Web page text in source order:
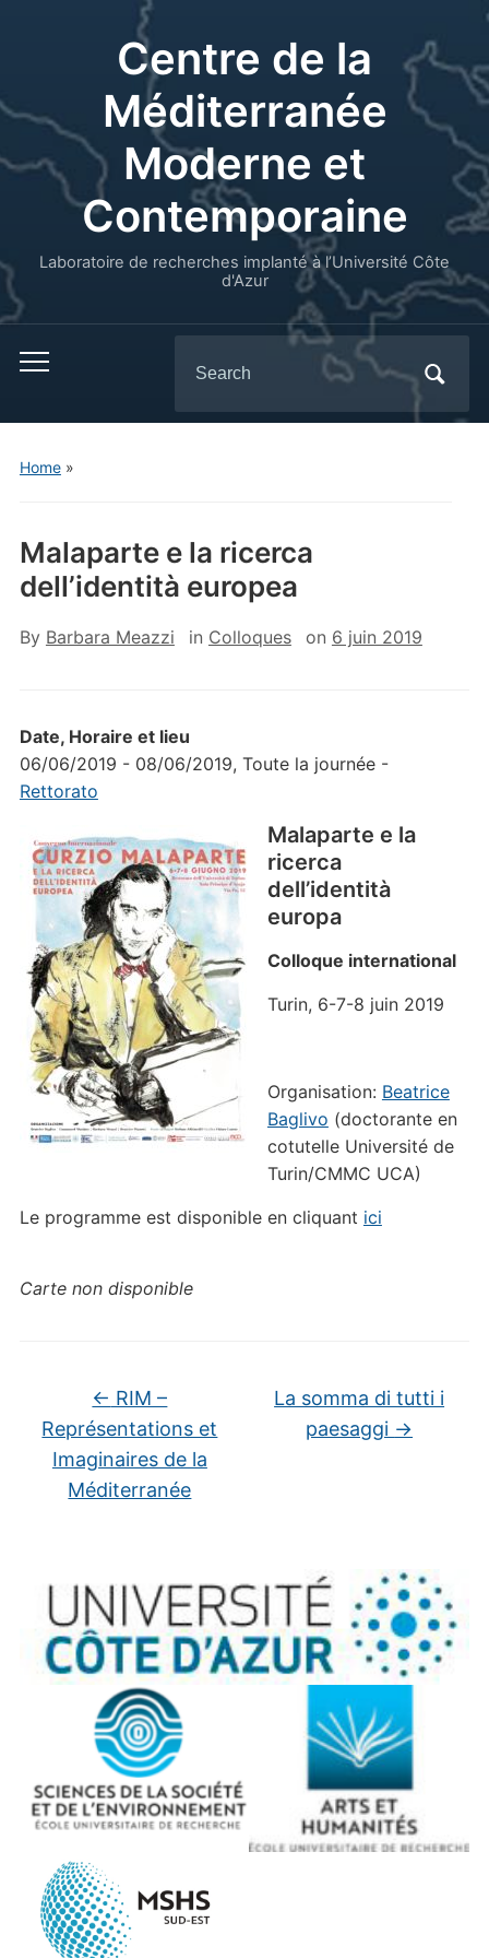
Centre de la
Méditerranée
Moderne et
Contemporaine
Laboratoire de recherches implanté à l’Université Côte
d'Azur
for:
Home»
Malaparte e la ricerca
dell’identità europea
By Barbara Meazzi in Colloques on 6 juin 2019
Date, Horaire et lieu
06/06/2019 - 08/06/2019, Toute la journée -
Rettorato
Malaparte e la
ricerca
dell’identità
europa
Colloque international
Turin, 6-7-8 juin 2019
Organisation: Beatrice
Baglivo (doctorante en
cotutelle Université de
Turin/CMMC UCA)
Le programme est disponible en cliquant ici
Carte non disponible
← RIM –
Représentations et
Imaginaires de la
Méditerranée
La somma di tutti i
paesaggi →